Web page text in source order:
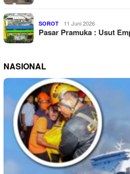
SOROT 11 Juni 2026
Pasar Pramuka : Usut
NASIONAL